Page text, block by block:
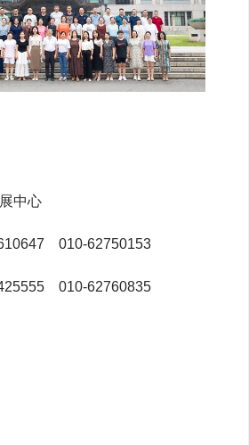
中心
010-62750153
010-62760835